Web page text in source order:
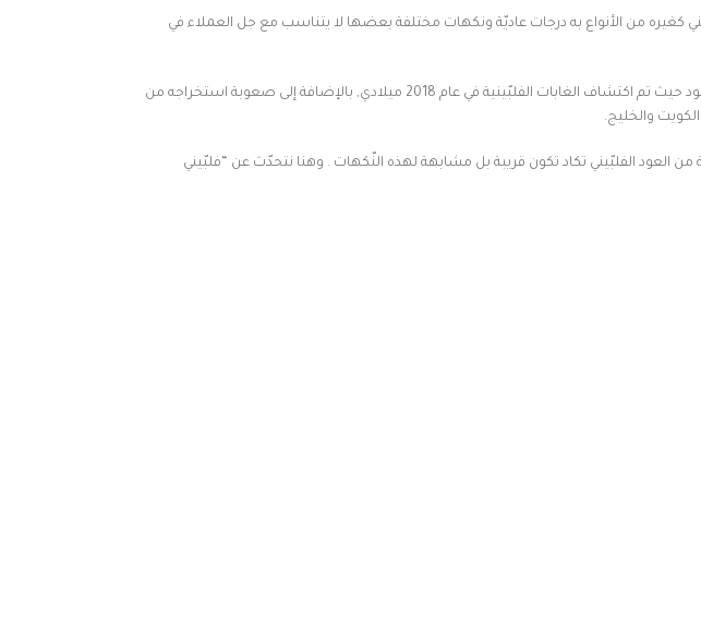
كغيره من الأنواع به درجات عاديّة ونكهات مختلفة بعضها لا يتناسب مع جل العملاء في
نفخر في “علي آل دريع لنوادر العود ودهن العود” بأنّنا نملك مخزون استثنائي كَبير من العود الفلبّيني بالرّغم من أنّه نوع جديد بعالم العود حيث تم اكتشاف الغابات الفلبّينية في عام 2018 ميلادي, بالإضافة إلى صعوبة استخراجه من
والخليج.
العود الفلبّيني تكاد تكون قريبة بل مشابهة لهذه النّكهات . وهنا نتحدّث عن “فلبّيني